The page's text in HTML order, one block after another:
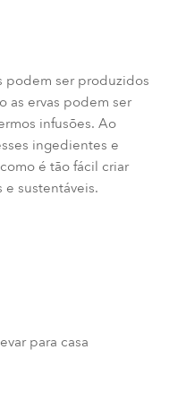
podem ser produzidos
as ervas podem ser
infusões. Ao
ingedientes e
é tão fácil criar
e sustentáveis.
para casa